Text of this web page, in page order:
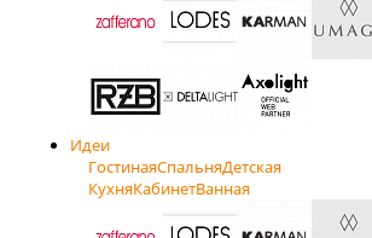
Идеи
ГостинаяСпальняДетская
КухняКабинетВанная